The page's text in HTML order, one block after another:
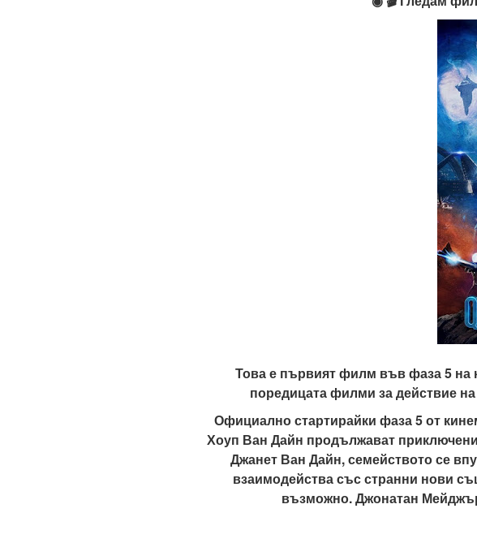
Това е първият филм във фаза 5 на
поредицата филми за действие
Официално стартирайки фаза 5 от
Хоуп Ван Дайн продължават
Джанет Ван Дайн, семейството се
взаимодейства със странни нови
възможно. Джонатан